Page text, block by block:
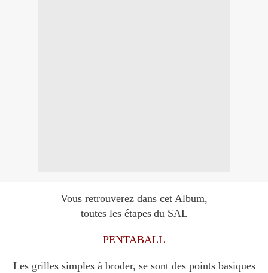
Vous retrouverez dans cet Album,
toutes les étapes du SAL
PENTABALL
Les grilles simples à broder, se sont des points basiques